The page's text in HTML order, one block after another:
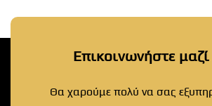
Επικοινωνήστε
Θα χαρούμε πολύ να σας